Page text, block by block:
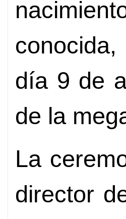
día 9 de
de la
La
director